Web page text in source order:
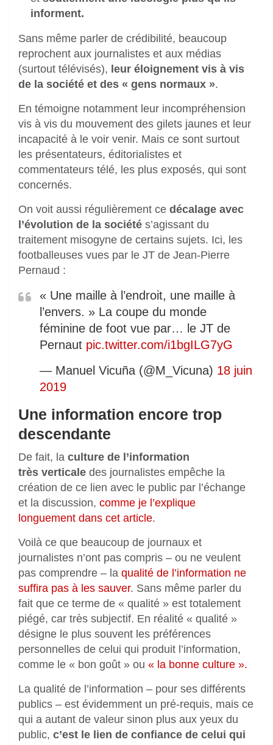
informent.
Sans même parler de crédibilité, beaucoup
reprochent aux journalistes et aux médias
(surtout télévisés), leur éloignement vis à vis
de la société et des « gens normaux ».
En témoigne notamment leur incompréhension
vis à vis du mouvement des gilets jaunes et leur
incapacité à le voir venir. Mais ce sont surtout
les présentateurs, éditorialistes et
commentateurs télé, les plus exposés, qui sont
concernés.
On voit aussi régulièrement ce décalage avec
l’évolution de la société s’agissant du
traitement misogyne de certains sujets. Ici, les
footballeuses vues par le JT de Jean-Pierre
Pernaud :
« Une maille à l’endroit, une maille à
l’envers. » La coupe du monde
féminine de foot vue par… le JT de
Pernaut pic.twitter.com/i1bgILG7yG
— Manuel Vicuña (@M_Vicuna) 18 juin
2019
Une information encore trop
descendante
De fait, la culture de l’information
très verticale des journalistes empêche la
création de ce lien avec le public par l’échange
et la discussion, comme je l’explique
longuement dans cet article.
Voilà ce que beaucoup de journaux et
journalistes n’ont pas compris – ou ne veulent
pas comprendre – la qualité de l’information ne
suffira pas à les sauver. Sans même parler du
fait que ce terme de « qualité » est totalement
piégé, car très subjectif. En réalité « qualité »
désigne le plus souvent les préférences
personnelles de celui qui produit l’information,
comme le « bon goût » ou « la bonne culture ».
La qualité de l’information – pour ses différents
publics – est évidemment un pré-requis, mais ce
qui a autant de valeur sinon plus aux yeux du
public, c’est le lien de confiance de celui qui